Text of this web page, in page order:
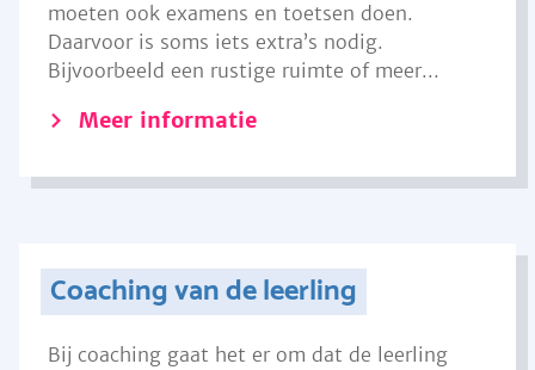
moeten ook examens en toetsen doen.
Daarvoor is soms iets extra’s nodig.
Bijvoorbeeld een rustige ruimte of meer...
Meer informatie
Coaching van de leerling
Bij coaching gaat het er om dat de leerling